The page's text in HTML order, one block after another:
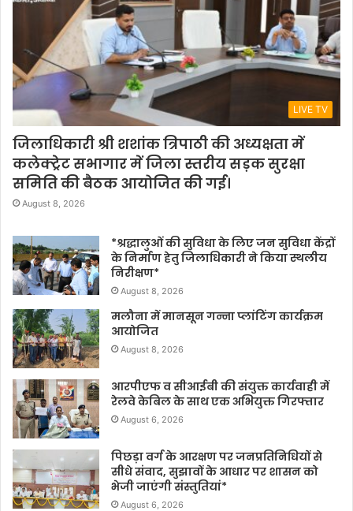
LIVE TV
जिलाधिकारी श्री शशांक त्रिपाठी की अध्यक्षता में
कलेक्ट्रेट सभागार में जिला स्तरीय सड़क सुरक्षा
समिति की बैठक आयोजित की गई।
August 8, 2026
*श्रद्धालुओं की सुविधा के लिए जन सुविधा केंद्रों
के निर्माण हेतु जिलाधिकारी ने किया स्थलीय
निरीक्षण*
August 8, 2026
मलौना में मानसून गन्ना प्लांटिंग कार्यक्रम
आयोजित
August 8, 2026
आरपीएफ व सीआईबी की संयुक्त कार्यवाही में
रेलवे केबिल के साथ एक अभियुक्त गिरफ्तार
August 6, 2026
पिछड़ा वर्ग के आरक्षण पर जनप्रतिनिधियों से
सीधे संवाद, सुझावों के आधार पर शासन को
भेजी जाएंगी संस्तुतियां*
August 6, 2026